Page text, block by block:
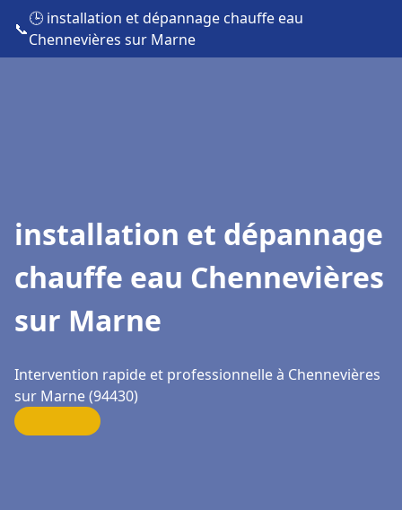
📞
🕒 installation et dépannage chauffe eau
Chennevières sur Marne
installation et dépannage
chauffe eau Chennevières
sur Marne
Intervention rapide et professionnelle à Chennevières
sur Marne (94430)